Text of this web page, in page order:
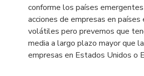
conforme los países
acciones de empresas en
volátiles pero prevemos que
media a largo plazo mayor que
empresas en Estados Unidos o